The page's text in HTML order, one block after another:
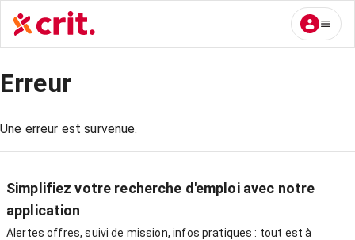
Erreur
Une erreur est survenue.
Simplifiez votre recherche d'emploi avec notre
application
Alertes offres, suivi de mission, infos pratiques : tout est à